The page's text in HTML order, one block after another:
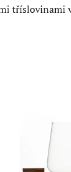
tříslovinami